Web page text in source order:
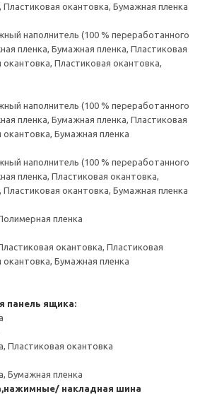
окантовка, Бумажная пленка
наполнитель (100 % переработанного
пленка, Бумажная пленка, Пластиковая
Пластиковая окантовка,
наполнитель (100 % переработанного
пленка, Бумажная пленка, Пластиковая
Бумажная пленка
наполнитель (100 % переработанного
пленка, Пластиковая окантовка,
окантовка, Бумажная пленка
пленка
окантовка, Пластиковая
Бумажная пленка
панель ящика:
Пластиковая окантовка
Бумажная пленка
накладная шина